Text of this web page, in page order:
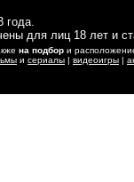
года.
для лиц 18 лет и
на подбор и
и сериалы | видеоигры |